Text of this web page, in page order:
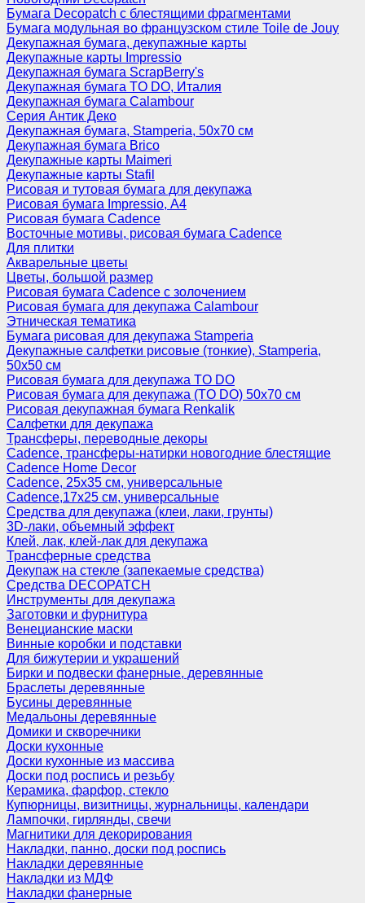
Бумага Decopatch с блестящими фрагментами
Бумага модульная во французском стиле Toile de Jouy
Декупажная бумага, декупажные карты
Декупажные карты Impressio
Декупажная бумага ScrapBerry's
Декупажная бумага TO DO, Италия
Декупажная бумага Calambour
Серия Антик Деко
Декупажная бумага, Stamperia, 50х70 см
Декупажная бумага Brico
Декупажные карты Maimeri
Декупажные карты Stafil
Рисовая и тутовая бумага для декупажа
Рисовая бумага Impressio, А4
Рисовая бумага Cadence
Восточные мотивы, рисовая бумага Cadence
Для плитки
Акварельные цветы
Цветы, большой размер
Рисовая бумага Cadence c золочением
Рисовая бумага для декупажа Calambour
Этническая тематика
Бумага рисовая для декупажа Stamperia
Декупажные салфетки рисовые (тонкие), Stamperia,
50х50 см
Рисовая бумага для декупажа TO DO
Рисовая бумага для декупажа (TO DO) 50х70 см
Рисовая декупажная бумага Renkalik
Салфетки для декупажа
Трансферы, переводные декоры
Cadence, трансферы-натирки новогодние блестящие
Cadence Home Decor
Cadence, 25х35 см, универсальные
Cadence,17х25 см, универсальные
Средства для декупажа (клеи, лаки, грунты)
3D-лаки, объемный эффект
Клей, лак, клей-лак для декупажа
Трансферные средства
Декупаж на стекле (запекаемые средства)
Средства DECOPATCH
Инструменты для декупажа
Заготовки и фурнитура
Венецианские маски
Винные коробки и подставки
Для бижутерии и украшений
Бирки и подвески фанерные, деревянные
Браслеты деревянные
Бусины деревянные
Медальоны деревянные
Домики и скворечники
Доски кухонные
Доски кухонные из массива
Доски под роспись и резьбу
Керамика, фарфор, стекло
Купюрницы, визитницы, журнальницы, календари
Лампочки, гирлянды, свечи
Магнитики для декорирования
Накладки, панно, доски под роспись
Накладки деревянные
Накладки из МДФ
Накладки фанерные